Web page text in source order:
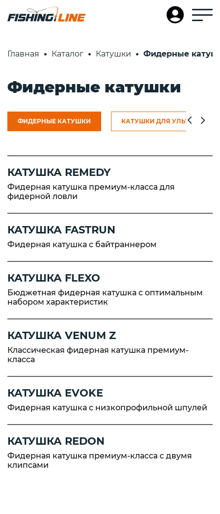
Главная Каталог Катушки Фидерные
Фидерные катушки
ФИДЕРНЫЕ КАТУШКИ КАТУШКИ ДЛЯ
КАТУШКА REMEDY
Фидерная катушка премиум-класса для
фидерной ловли
КАТУШКА FASTRUN
Фидерная катушка с байтраннером
КАТУШКА FLEXO
Бюджетная фидерная катушка c оптимальным
набором характеристик
КАТУШКА VENUM Z
Классическая фидерная катушка премиум-
класса
КАТУШКА EVOKE
Фидерная катушка с низкопрофильной шпулей
КАТУШКА REDON
Фидерная катушка премиум-класса с двумя
клипсами